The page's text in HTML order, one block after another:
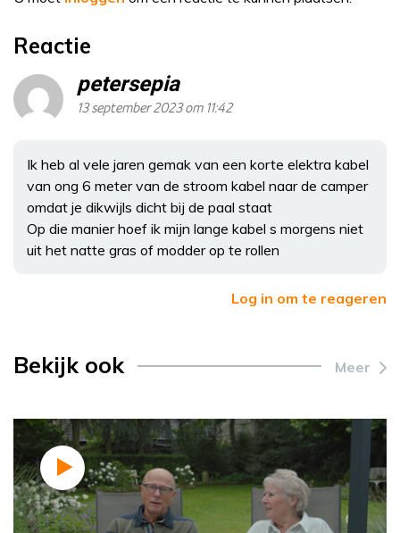
Reactie
petersepia
13 september 2023 om 11:42
Ik heb al vele jaren gemak van een korte elektra kabel
van ong 6 meter van de stroom kabel naar de camper
omdat je dikwijls dicht bij de paal staat
Op die manier hoef ik mijn lange kabel s morgens niet
uit het natte gras of modder op te rollen
Log in om te reageren
Bekijk ook Meer